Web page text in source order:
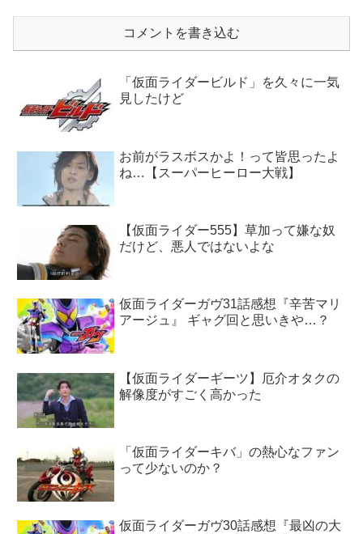
コメントを書き込む
「仮面ライダービルド」を久々に一気
見したけど
お前がラスボスかよ！って皆思ったよ
ね…【スーパーヒーロー大戦】
【仮面ライダー555】草加って嫌な奴
だけど、悪人ではないよな
仮面ライダーガヴ31話感想『辛苦マリ
アージュ』 ギャグ回と思いきや…？
【仮面ライダーギーツ】厄介オタクの
解像度がすごく高かった
「仮面ライダーキバ」の熱心なファン
って少ないのか？
仮面ライダーガヴ30話感想『最凶の大